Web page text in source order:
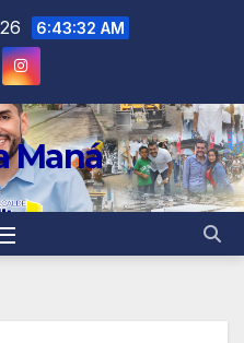
6:43:33 AM
Maná